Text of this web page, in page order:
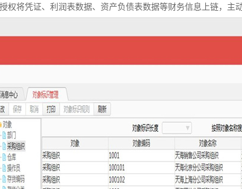
权将凭证、利润表数据、资产负债表数据等财务信息上链，主